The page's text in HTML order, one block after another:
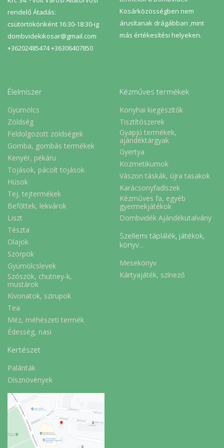
rendelő Átadás:
csütörtökönként 16:30-18:30-ig
dombvidekikosar@gmail.com
+36202485474 +36306407850
Kosárközösségben nem
árusítanak drágábban ,mint
más értékesítési helyeken.
Élelmiszer
Gyümölcs
Zöldség
Feldolgozott zöldségek
Gomba, gombás termékek
Kenyér, pékáru
Tojások, pácolt tojások
Húsok
Tej, tejtermékek
Befőttek, lekvárok
Liszt
Tészta
Olajok
Szörpök
Gyümölcslevek
Szószók, chutney-k,
mustárok
Kivonatok, szirupok
Tea
Méz, méhészeti termék
Édesség, nasi
Kertészet
Palánták
Dísznövények
Kézműves termékek
Konyhai kiegészítők
Tisztítószerek
Gyapjú termékek,
ajándéktárgyak
Gyertya
Kozmetikumok
Vászon táskák, újra tasakok
Karácsonyfadíszek
Kézműves fa, egyéb
gyermekjátékok
Dombvidék Ajándékutalvány
Szellemi táplálék, játékok,
könyv...
Mesekönyv
Kártyajáték, színező